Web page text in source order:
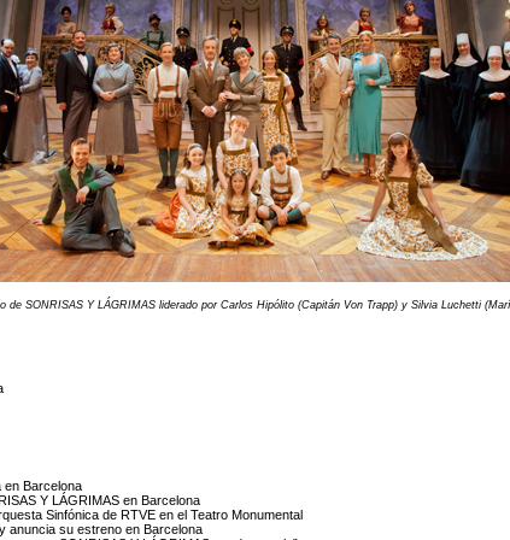
de SONRISAS Y LÁGRIMAS liderado por Carlos Hipólito (Capitán Von Trapp) y Silvia Luchetti
en Barcelona
Y LÁGRIMAS en Barcelona
Sinfónica de RTVE en el Teatro Monumental
anuncia su estreno en Barcelona